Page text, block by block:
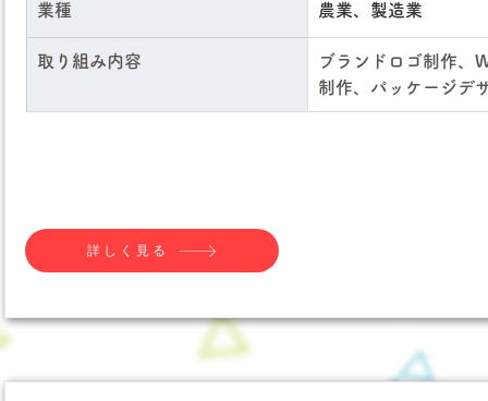
業種 農業、製造業
取り組み内容
ブランドロゴ制作、
制作、パッケージデ
詳しく見る